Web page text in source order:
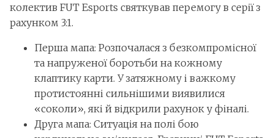
колектив FUT Esports святкував перемогу в серії з
рахунком 3:1.
Перша мапа: Розпочалася з безкомпромісної
та напруженої боротьби на кожному
клаптику карти. У затяжному і важкому
протистоянні сильнішими виявилися
«соколи», які й відкрили рахунок у фіналі.
Друга мапа: Ситуація на полі бою